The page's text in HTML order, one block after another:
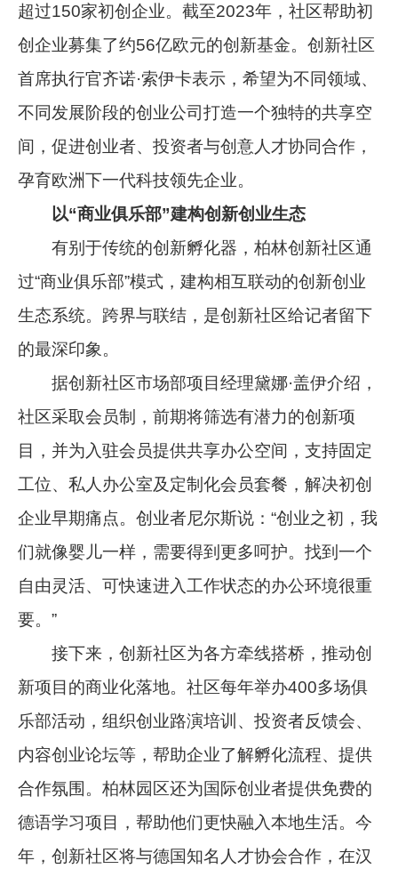
超过150家初创企业。截至2023年，社区帮助初
创企业募集了约56亿欧元的创新基金。创新社区
首席执行官齐诺·索伊卡表示，希望为不同领域、
不同发展阶段的创业公司打造一个独特的共享空
间，促进创业者、投资者与创意人才协同合作，
孕育欧洲下一代科技领先企业。
以“商业俱乐部”建构创新创业生态
有别于传统的创新孵化器，柏林创新社区通
过“商业俱乐部”模式，建构相互联动的创新创业
生态系统。跨界与联结，是创新社区给记者留下
的最深印象。
据创新社区市场部项目经理黛娜·盖伊介绍，
社区采取会员制，前期将筛选有潜力的创新项
目，并为入驻会员提供共享办公空间，支持固定
工位、私人办公室及定制化会员套餐，解决初创
企业早期痛点。创业者尼尔斯说：“创业之初，我
们就像婴儿一样，需要得到更多呵护。找到一个
自由灵活、可快速进入工作状态的办公环境很重
要。”
接下来，创新社区为各方牵线搭桥，推动创
新项目的商业化落地。社区每年举办400多场俱
乐部活动，组织创业路演培训、投资者反馈会、
内容创业论坛等，帮助企业了解孵化流程、提供
合作氛围。柏林园区还为国际创业者提供免费的
德语学习项目，帮助他们更快融入本地生活。今
年，创新社区将与德国知名人才协会合作，在汉